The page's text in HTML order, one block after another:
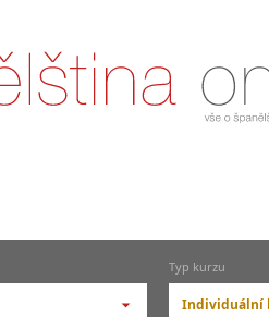
Typ kurzu
Individuální